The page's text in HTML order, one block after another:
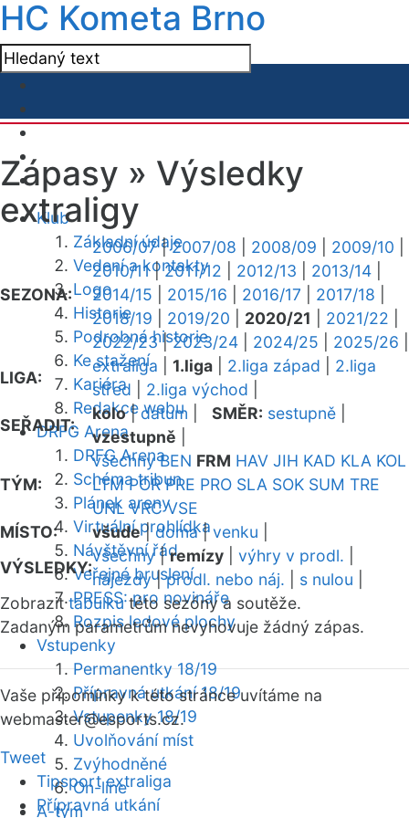
HC Kometa Brno
Klub
Základní údaje
Vedení a kontakty
Logo
Historie
Podrobná historie
Ke stažení
Kariéra
Redakce webu
DRFG Arena
DRFG Arena
Schéma tribun
Plánek areny
Virtuální prohlídka
Návštěvní řád
Veřejné bruslení
PRESS: pro novináře
Rozpis ledové plochy
Vstupenky
Permanentky 18/19
Přípravná utkání 18/19
Vstupenky 18/19
Uvolňování míst
Zvýhodněné
On-line
A-tým
Zápasy » Výsledky
extraligy
SEZONA:
2006/07|2007/08 2008/09 2009/10
2010/11|2011/12 2012/13 2013/14
2014/15
2015/16 2016/17 2017/18
2018/19
2019/20 2020/21 2021/22
2022/23|2023/24 2024/25 2025/26
LIGA:
extraliga 1.liga 2.liga západ
2.liga
střed
2.liga východ
SEŘADIT:
kolo|datum SMĚR: sestupně
vzestupně
TÝM:
všechny BEN FRM HAV JIH KAD KLA KOL
LTM POR PRE PRO SLA SOK SUM TRE
UNL VRC VSE
MÍSTO:
všude|doma|venku
VÝSLEDKY:
všechny|remízy výhry v prodl.
nájezdy|prodl. nebo náj. s nulou
Zobrazittabulkutéto sezóny a soutěže.
Zadaným parametrům nevyhovuje žádný zápas.
Vaše připomínky k této stránce uvítáme na
webmaster@esports.cz.
Tweet
Tipsport extraliga
Přípravná utkání